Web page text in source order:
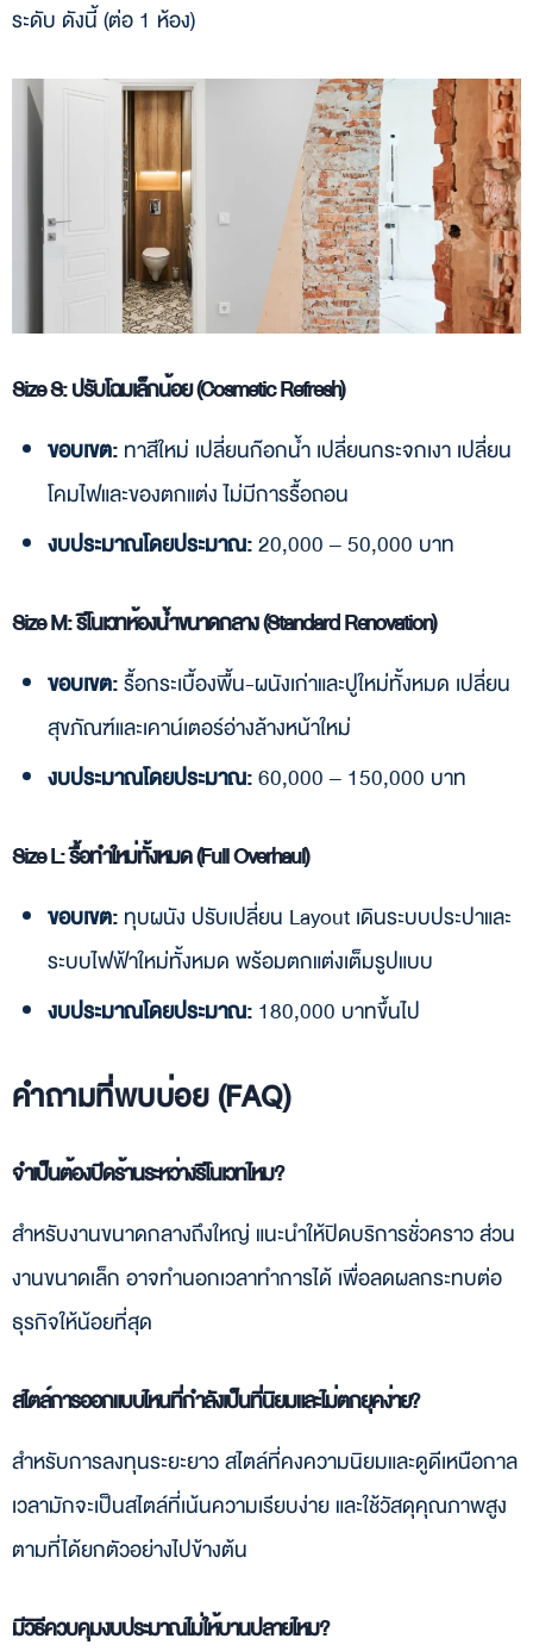
ระดับ ดังนี้ (ต่อ 1 ห้อง)
Size S: ปรับโฉมเล็กน้อย (Cosmetic Refresh)
ขอบเขต:ทาสีใหม่ เปลี่ยนก๊อกน้ำ เปลี่ยนกระจกเงา เปลี่ยน
โคมไฟและของตกแต่ง ไม่มีการรื้อถอน
งบประมาณโดยประมาณ:20,000 – 50,000 บาท
Size M: รีโนเวทห้องน้ำขนาดกลาง (Standard Renovation)
ขอบเขต:รื้อกระเบื้องพื้น-ผนังเก่าและปูใหม่ทั้งหมด เปลี่ยน
สุขภัณฑ์และเคาน์เตอร์อ่างล้างหน้าใหม่
งบประมาณโดยประมาณ:60,000 – 150,000 บาท
Size L: รื้อทำใหม่ทั้งหมด (Full Overhaul)
ขอบเขต:ทุบผนัง ปรับเปลี่ยน Layout เดินระบบประปาและ
ระบบไฟฟ้าใหม่ทั้งหมด พร้อมตกแต่งเต็มรูปแบบ
งบประมาณโดยประมาณ:180,000 บาทขึ้นไป
คำถามที่พบบ่อย (FAQ)
จำเป็นต้องปิดร้านระหว่างรีโนเวทไหม?
สำหรับงานขนาดกลางถึงใหญ่ แนะนำให้ปิดบริการชั่วคราว ส่วน
งานขนาดเล็ก อาจทำนอกเวลาทำการได้ เพื่อลดผลกระทบต่อ
ธุรกิจให้น้อยที่สุด
สไตล์การออกแบบไหนที่กำลังเป็นที่นิยมและไม่ตกยุคง่าย?
สำหรับการลงทุนระยะยาว สไตล์ที่คงความนิยมและดูดีเหนือกาล
เวลามักจะเป็นสไตล์ที่เน้นความเรียบง่าย และใช้วัสดุคุณภาพสูง
ตามที่ได้ยกตัวอย่างไปข้างต้น
มีวิธีควบคุมงบประมาณไม่ให้บานปลายไหม?